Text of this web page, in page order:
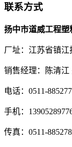
联系方式
扬中市道威工程塑
厂址：江苏省镇江
销售经理：陈清江
电话：0511-
手机：
传真：0511-